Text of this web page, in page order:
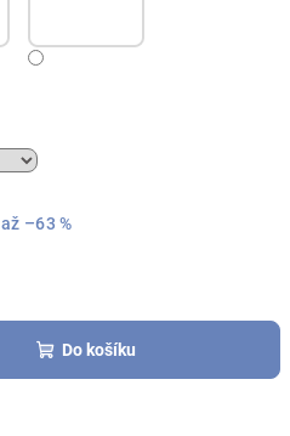
až –63 %
Do košíku